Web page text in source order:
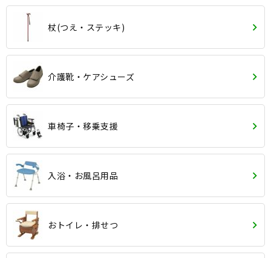
杖(つえ・ステッキ)
介護靴・ケアシューズ
車椅子・移乗支援
入浴・お風呂用品
おトイレ・排せつ